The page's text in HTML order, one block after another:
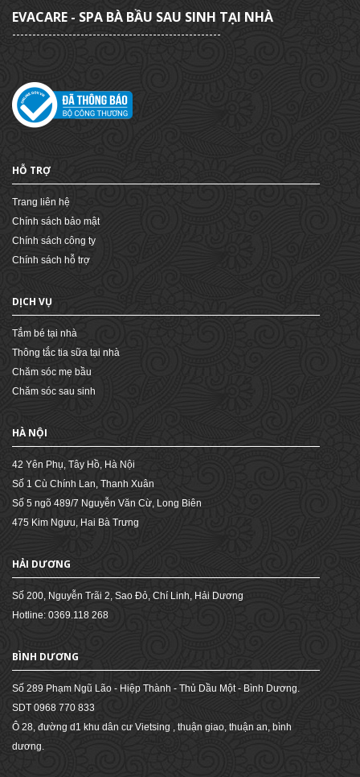
EVACARE - SPA BÀ BẦU SAU SINH TẠI NHÀ
----------------------------------------------------
HỖ TRỢ
Trang liên hệ
Chính sách bảo mật
Chính sách công ty
Chính sách hỗ trợ
DỊCH VỤ
Tắm bé tại nhà
Thông tắc tia sữa tại nhà
Chăm sóc mẹ bầu
Chăm sóc sau sinh
HÀ NỘI
42 Yên Phụ, Tây Hồ, Hà Nội
Số 1 Cù Chính Lan, Thanh Xuân
Số 5 ngõ 489/7 Nguyễn Văn Cừ, Long Biên
475 Kim Ngưu, Hai Bà Trưng
HẢI DƯƠNG
Số 200, Nguyễn Trãi 2, Sao Đỏ, Chí Linh, Hải Dương
Hotline: 0369.118 268
BÌNH DƯƠNG
Số 289 Phạm Ngũ Lão - Hiệp Thành - Thủ Dầu Một - Bình Dương.
SDT 0968 770 833
Ô 28, đường d1 khu dân cư Vietsing , thuận giao, thuận an, bình
dương.